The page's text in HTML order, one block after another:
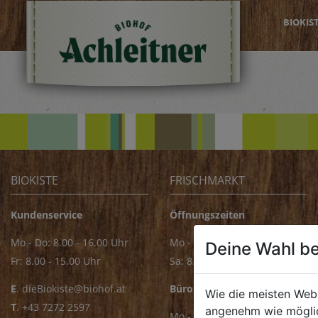
BIOKISTE
Kundenservice
Mo - Do: 8.00 - 16.00 Uhr
Fr: 8.00 - 15.00 Uhr
E. dieBiokiste@biohof.at
T. +43 7272 2597
FRISCHMARKT
Öffnungszeiten
Mo - Fr: 8.00 - 18.00 Uhr
Sa: 8.00 - 14.00 Uhr
Bürozeiten
Deine Wahl
Wie die meisten
angenehm wie